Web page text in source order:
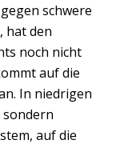
schwere
hat den
noch nicht
auf die
In niedrigen
auf die